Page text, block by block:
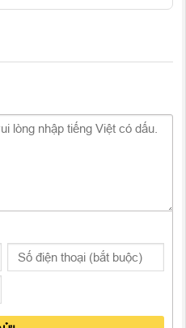
của iPad Mini 2 đã được
phải 512 MB như trước.
cũng giúp người dùng thỏa mái
lượng cao mà không bao giờ
thiết bị cùng phân khúc.
giải 2592 x 1944 pixels và